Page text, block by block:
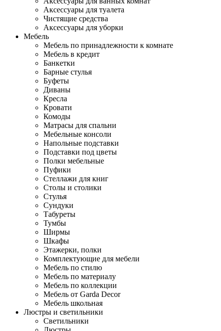
Аксессуары для туалета
Чистящие средства
Аксессуары для уборки
Мебель
Мебель по принадлежности к комнате
Мебель в кредит
Банкетки
Барные стулья
Буфеты
Диваны
Кресла
Кровати
Комоды
Матрасы для спальни
Мебельные консоли
Напольные подставки
Подставки под цветы
Полки мебельные
Пуфики
Стеллажи для книг
Столы и столики
Стулья
Сундуки
Табуреты
Тумбы
Ширмы
Шкафы
Этажерки, полки
Комплектующие для мебели
Мебель по стилю
Мебель по материалу
Мебель по коллекции
Мебель от Garda Decor
Мебель школьная
Люстры и светильники
Светильники